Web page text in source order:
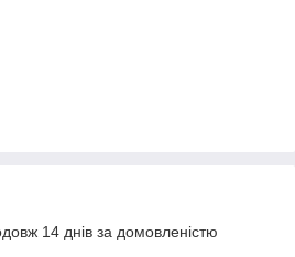
14 днів за домовленістю